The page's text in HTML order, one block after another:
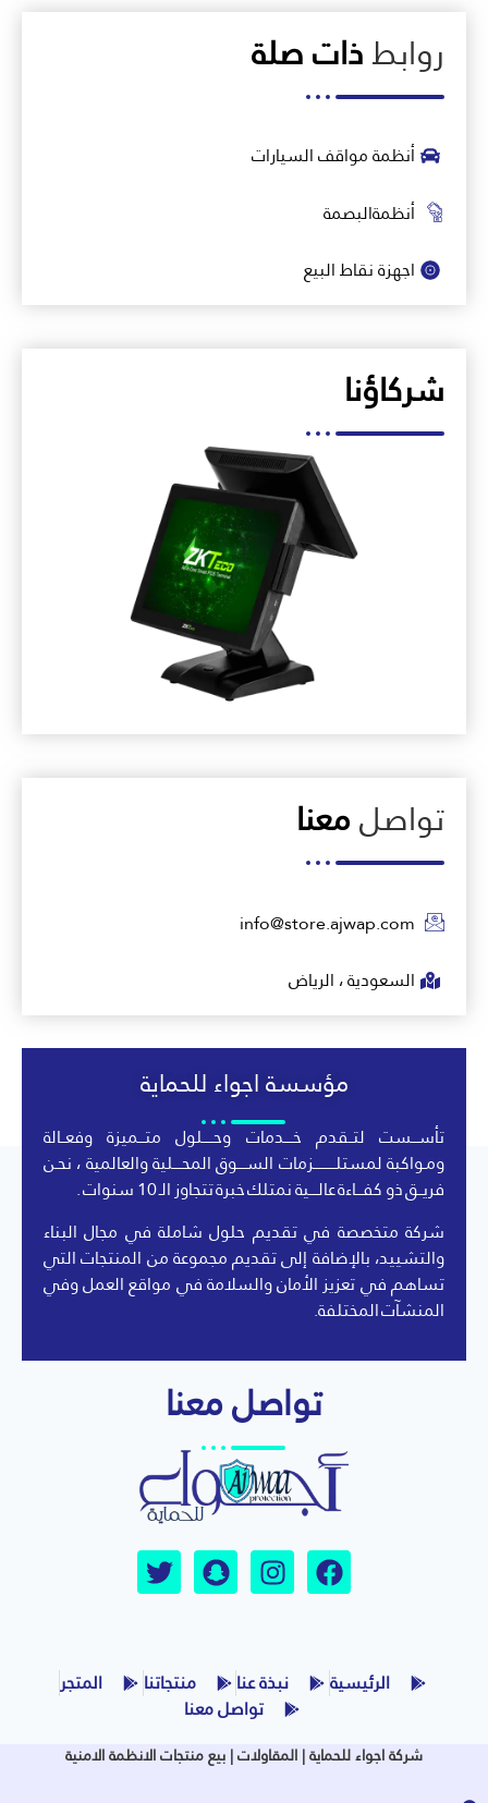
روابطذات صلة
أنظمة مواقف السيارات
أنظمةالبصمة
اجهزة نقاط البيع
شركاؤنا
تواصلمعنا
info@store.ajwap.com
السعودية ، الرياض
مؤسسة اجواء للحماية
تأســـست لتــقدم خــــدمات وحـــــلول متـــميزة وفعــالة
ومـواكبة لمستلــــــــــزمات الســــوق المحــــلية والعالمية ، نحـن
فريــق ذو كفـــاءة عالــــية نمتلك خبرة تتجاوز الـ 10 سنوات .
شركة متخصصة في تقديم حلول شاملة في مجال البناء
والتشييد، بالإضافة إلى تقديم مجموعة من المنتجات التي
تساهم في تعزيز الأمان والسلامة في مواقع العمل وفي
المنشآت المختلفة.
تواصل معنا
الرئيسية نبذة عنا منتجاتنا
المتجر
تواصل معنا
شركة اجواء للحماية | المقاولات | بيع منتجات الانظمة الامنية